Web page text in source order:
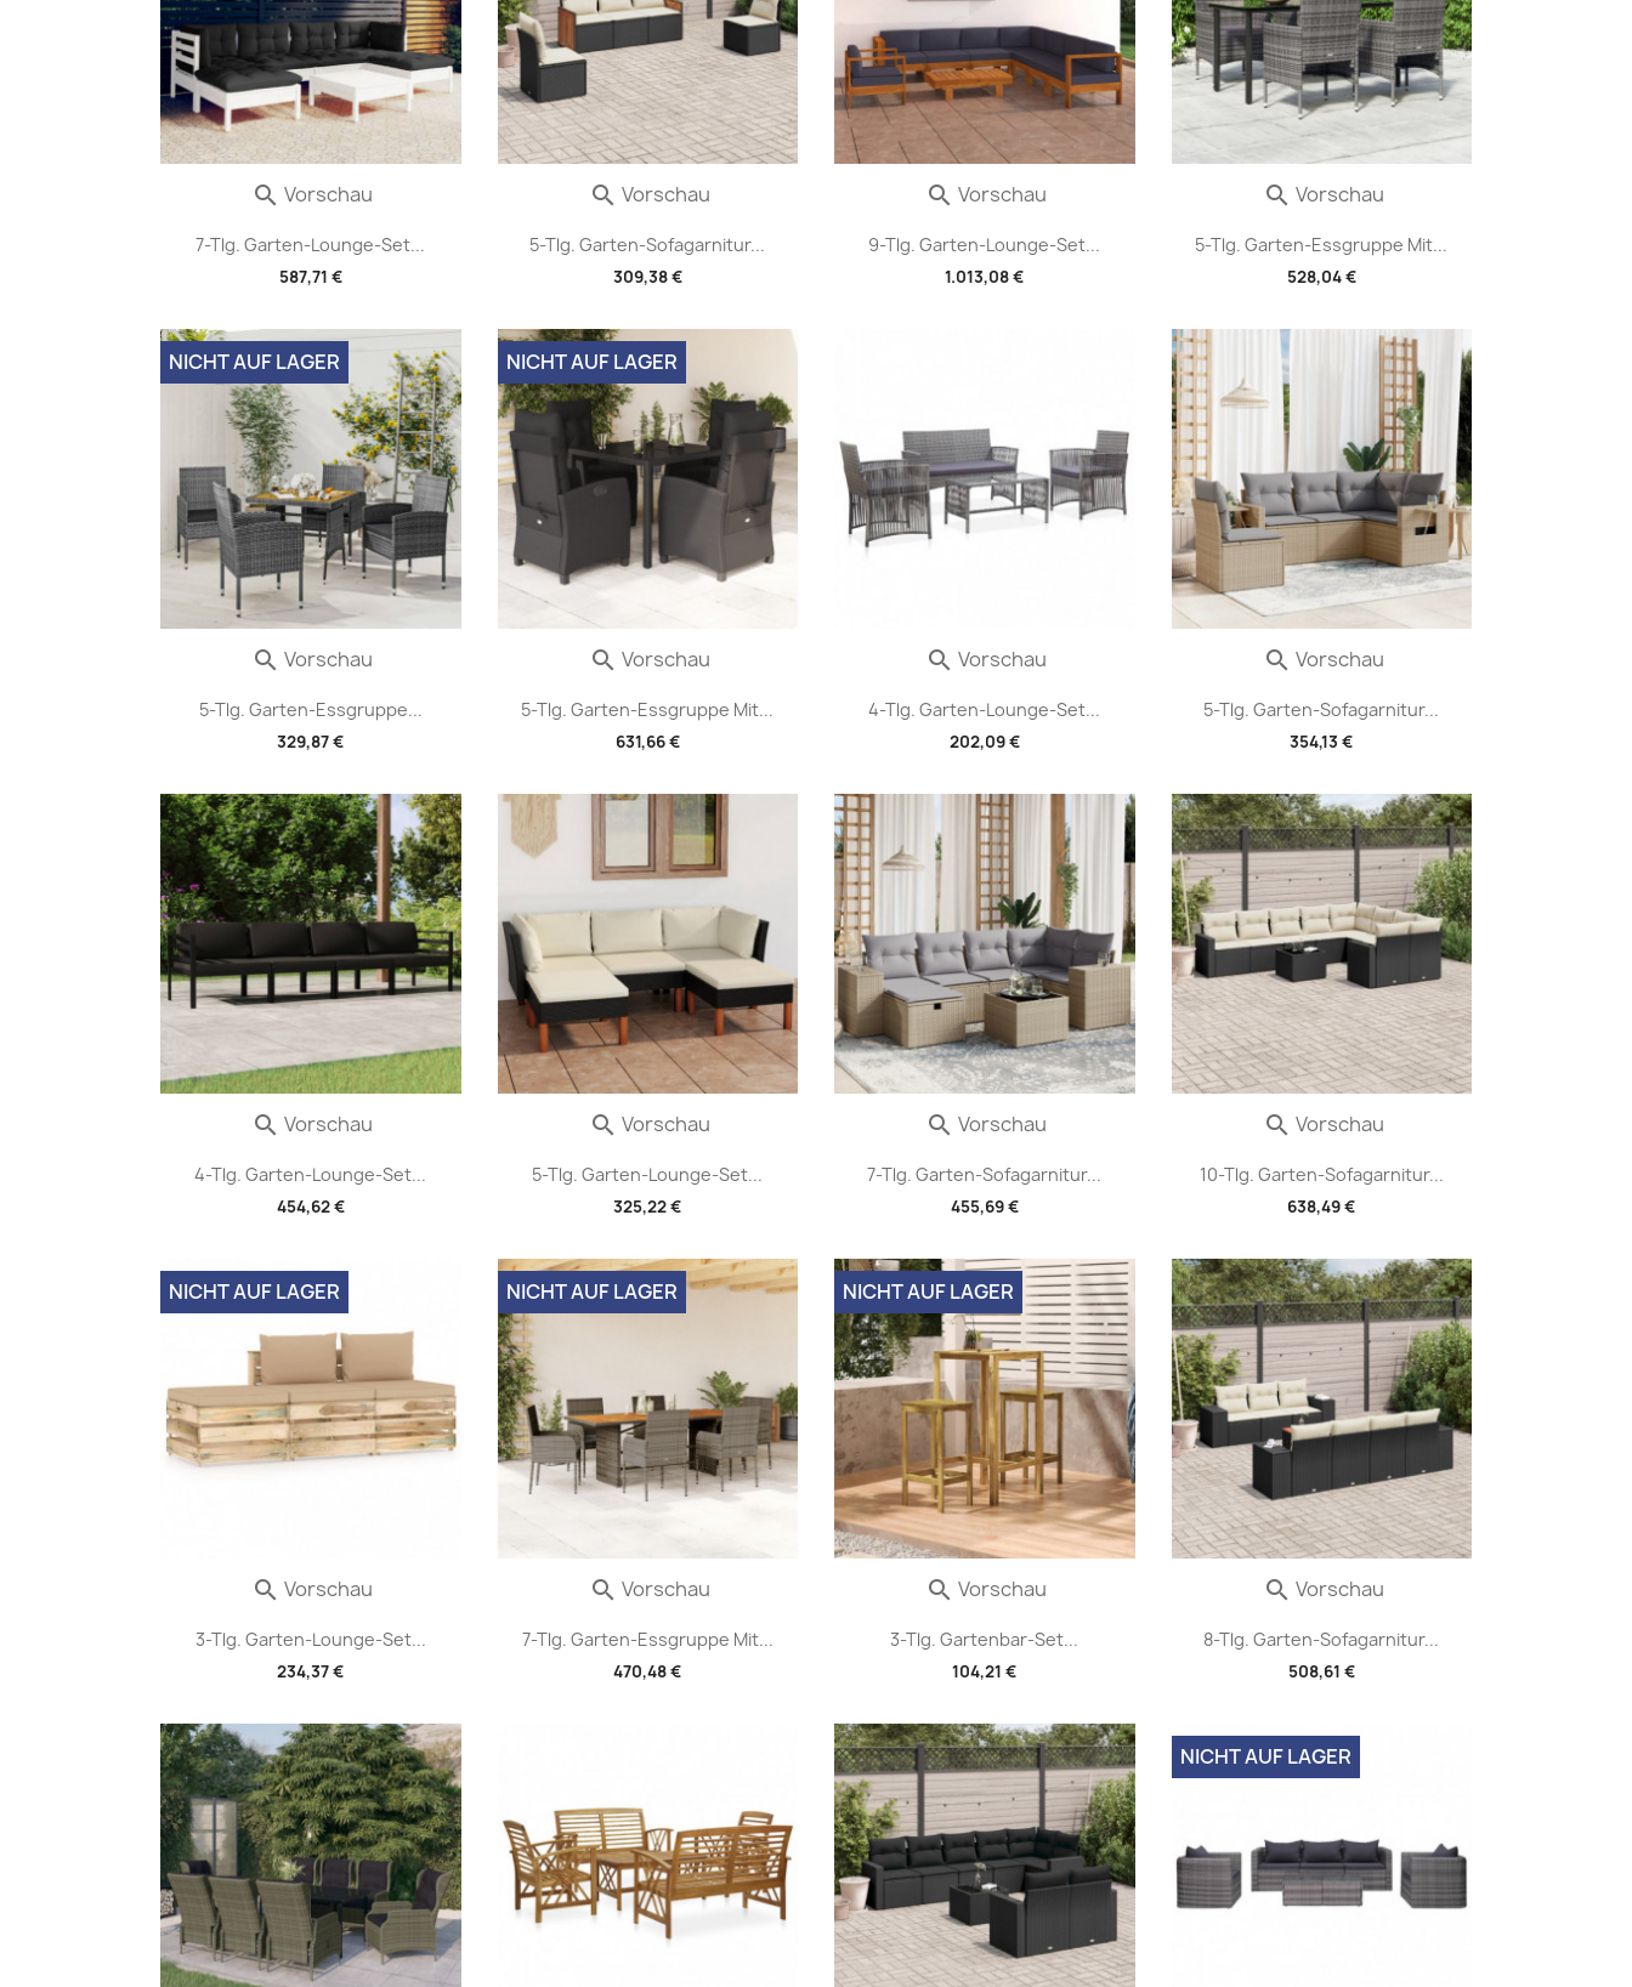
7-Tlg. Garten-Lounge-Set...
587,71 €
 Vorschau
5-Tlg. Garten-Sofagarnitur...
309,38 €
 Vorschau
9-Tlg. Garten-Lounge-Set...
1.013,08 €
 Vorschau
5-Tlg. Garten-Essgruppe Mit...
528,04 €
 Vorschau
5-Tlg. Garten-Essgruppe...
329,87 €
NICHT AUF LAGER
 Vorschau
5-Tlg. Garten-Essgruppe Mit...
631,66 €
NICHT AUF LAGER
 Vorschau
4-Tlg. Garten-Lounge-Set...
202,09 €
 Vorschau
5-Tlg. Garten-Sofagarnitur...
354,13 €
 Vorschau
4-Tlg. Garten-Lounge-Set...
454,62 €
 Vorschau
5-Tlg. Garten-Lounge-Set...
325,22 €
 Vorschau
7-Tlg. Garten-Sofagarnitur...
455,69 €
 Vorschau
10-Tlg. Garten-Sofagarnitur...
638,49 €
 Vorschau
3-Tlg. Garten-Lounge-Set...
234,37 €
NICHT AUF LAGER
 Vorschau
7-Tlg. Garten-Essgruppe Mit...
470,48 €
NICHT AUF LAGER
 Vorschau
3-Tlg. Gartenbar-Set...
104,21 €
NICHT AUF LAGER
 Vorschau
8-Tlg. Garten-Sofagarnitur...
508,61 €
 Vorschau
NICHT AUF LAGER